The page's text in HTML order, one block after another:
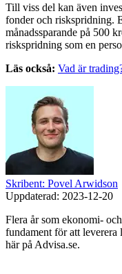
Till viss del kan även
fonder och riskspridning.
månadssparande på 500
riskspridning som en
Läs också: Vad är
Skribent: Povel Arwidson
Uppdaterad: 2023-12-20
Flera år som ekonomi-
fundament för att
här på Advisa.se.